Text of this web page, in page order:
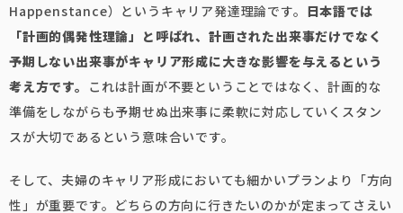
Happenstance）というキャリア発達理論です。 日本語では
「計画的偶発性理論」と呼ばれ、計画された出来事だけでなく
予期しない出来事がキャリア形成に大きな影響を与えるという
考え方です。 これは計画が不要ということではなく、計画的な
準備をしながらも予期せぬ出来事に柔軟に対応していくスタン
スが大切であるという意味合いです。
そして、夫婦のキャリア形成においても細かいプランより「方向
性」が重要です。どちらの方向に行きたいのかが定まってさえい